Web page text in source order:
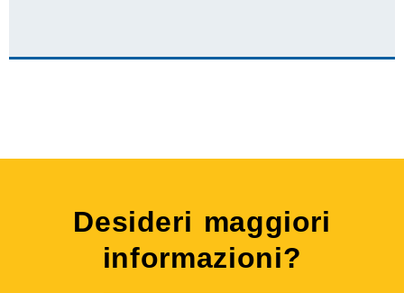
Desideri maggiori
informazioni?